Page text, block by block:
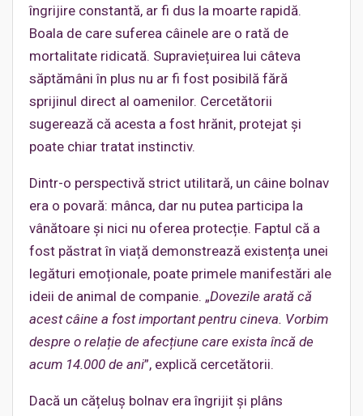
îngrijire constantă, ar fi dus la moarte rapidă.
Boala de care suferea câinele are o rată de
mortalitate ridicată. Supraviețuirea lui câteva
săptămâni în plus nu ar fi fost posibilă fără
sprijinul direct al oamenilor. Cercetătorii
sugerează că acesta a fost hrănit, protejat și
poate chiar tratat instinctiv.
Dintr-o perspectivă strict utilitară, un câine bolnav
era o povară: mânca, dar nu putea participa la
vânătoare și nici nu oferea protecție. Faptul că a
fost păstrat în viață demonstrează existența unei
legături emoționale, poate primele manifestări ale
ideii de animal de companie. „Dovezile arată că
acest câine a fost important pentru cineva. Vorbim
despre o relație de afecțiune care exista încă de
acum 14.000 de ani”, explică cercetătorii.
Dacă un cățeluș bolnav era îngrijit și plâns